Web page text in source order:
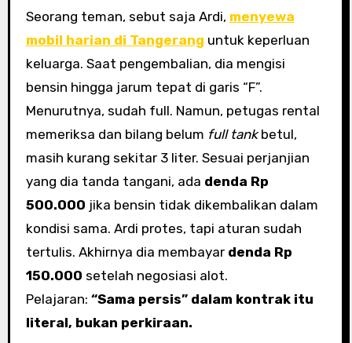
Seorang teman, sebut saja Ardi, menyewa
mobil harian di Tangerang untuk keperluan
keluarga. Saat pengembalian, dia mengisi
bensin hingga jarum tepat di garis “F”.
Menurutnya, sudah full. Namun, petugas rental
memeriksa dan bilang belum full tankbetul,
masih kurang sekitar 3 liter. Sesuai perjanjian
yang dia tanda tangani, ada denda Rp
500.000 jika bensin tidak dikembalikan dalam
kondisi sama. Ardi protes, tapi aturan sudah
tertulis. Akhirnya dia membayar denda Rp
150.000 setelah negosiasi alot.
Pelajaran: “Sama persis” dalam kontrak itu
literal, bukan perkiraan.